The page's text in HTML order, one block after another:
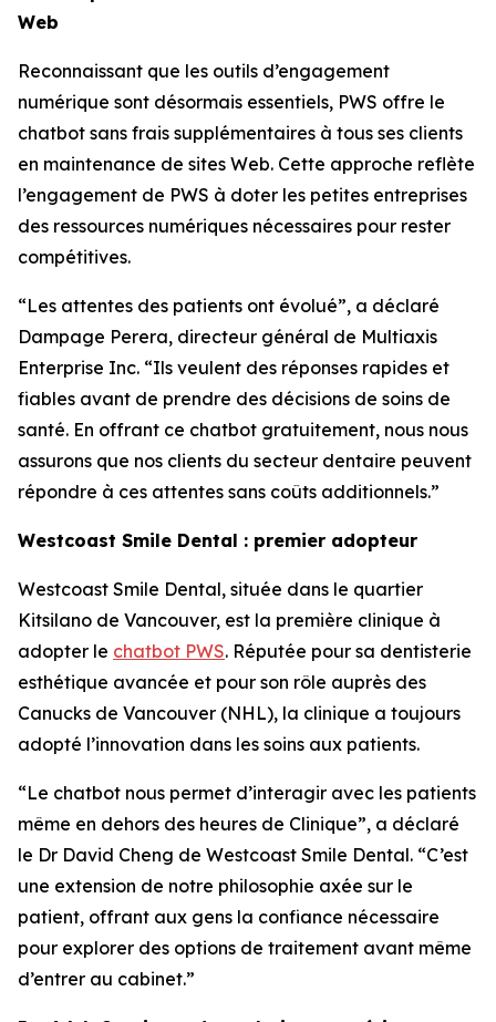
Web
Reconnaissant que les outils d’engagement
numérique sont désormais essentiels, PWS offre le
chatbot sans frais supplémentaires à tous ses clients
en maintenance de sites Web. Cette approche reflète
l’engagement de PWS à doter les petites entreprises
des ressources numériques nécessaires pour rester
compétitives.
“Les attentes des patients ont évolué”, a déclaré
Dampage Perera, directeur général de Multiaxis
Enterprise Inc. “Ils veulent des réponses rapides et
fiables avant de prendre des décisions de soins de
santé. En offrant ce chatbot gratuitement, nous nous
assurons que nos clients du secteur dentaire peuvent
répondre à ces attentes sans coûts additionnels.”
Westcoast Smile Dental : premier adopteur
Westcoast Smile Dental, située dans le quartier
Kitsilano de Vancouver, est la première clinique à
adopter le chatbot PWS. Réputée pour sa dentisterie
esthétique avancée et pour son rôle auprès des
Canucks de Vancouver (NHL), la clinique a toujours
adopté l’innovation dans les soins aux patients.
“Le chatbot nous permet d’interagir avec les patients
même en dehors des heures de Clinique”, a déclaré
le Dr David Cheng de Westcoast Smile Dental. “C’est
une extension de notre philosophie axée sur le
patient, offrant aux gens la confiance nécessaire
pour explorer des options de traitement avant même
d’entrer au cabinet.”